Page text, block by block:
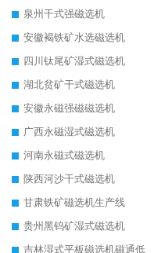
泉州干式强磁选机
安徽褐铁矿水选磁选机
四川钛尾矿湿式磁选机
湖北贫矿干式磁选机
安徽永磁强磁磁选机
广西永磁湿式磁选机
河南永磁式磁选机
陕西河沙干式磁选机
甘肃铁矿磁选机生产线
贵州黑钨矿湿式磁选机
吉林湿式平板磁选机磁通低